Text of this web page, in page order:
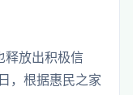
释放出积极信
，根据惠民之家